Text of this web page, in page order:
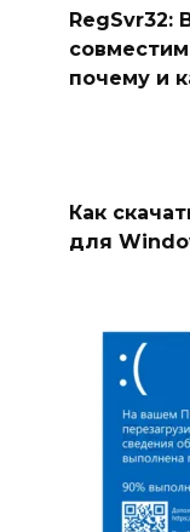
RegSvr32:
почему и
Как
для